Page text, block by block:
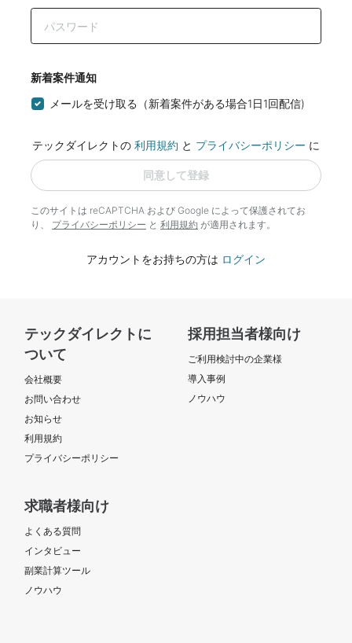
新着案件通知
メールを受け取る（新着案件がある場合1日1回配信)
テックダイレクトの 利用規約 と プライバシーポリシー に
同意して登録
このサイトは reCAPTCHA および Google によって保護されてお
り、 プライバシーポリシー と 利用規約 が適用されます。
アカウントをお持ちの方は ログイン
テックダイレクトに
ついて
会社概要
お問い合わせ
お知らせ
利用規約
プライバシーポリシー
採用担当者様向け
ご利用検討中の企業様
導入事例
ノウハウ
求職者様向け
よくある質問
インタビュー
副業計算ツール
ノウハウ